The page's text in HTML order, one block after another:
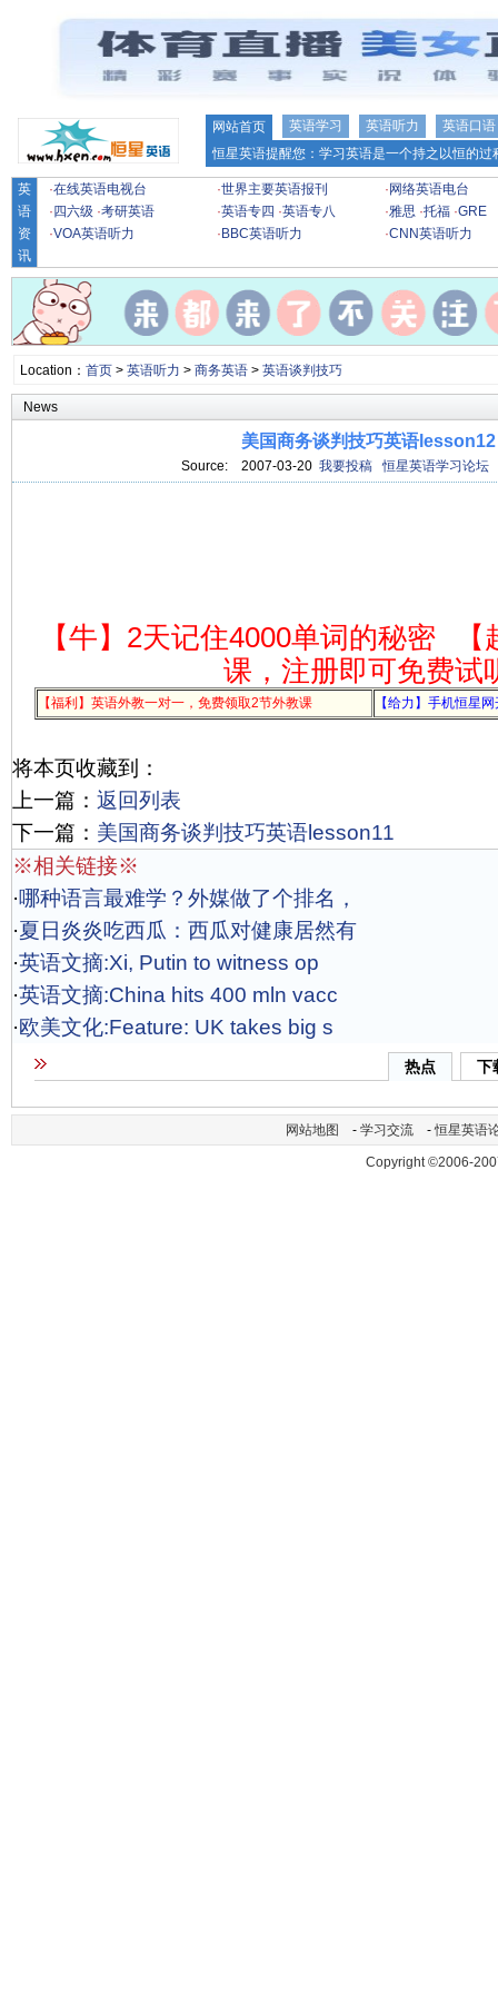
网站首页 英语学习 英语听力
英语口语
恒星英语提醒您：学习英语是一个持之以恒的
英
语
资
讯
·在线英语电视台 ·世界主要英语报刊 · 网络英语电台
· 四六级 ·考研英语 ·英语专四 ·英语专八 ·雅思 ·托福 ·GRE
·VOA英语听力 · BBC英语听力 ·CNN英语听力
Location： 首页> 英语听力 > 商务英语> 英语谈判技巧
News
美国商务谈判技巧英语lesson12
Source: 2007-03-20 我要投稿 恒星英语学习论坛
【牛】2天记住4000单词的秘密
课，注册即可免费试
【福利】英语外教一对一，免费领取2节外教课 【给力】手机恒星
将本页收藏到：
上一篇： 返回列表
下一篇： 美国商务谈判技巧英语lesson11
※相关链接※
·哪种语言最难学？外媒做了个排名，
·夏日炎炎吃西瓜：西瓜对健康居然有
·英语文摘:Xi, Putin to witness op
·英语文摘:China hits 400 mln vacc
·欧美文化:Feature: UK takes big s
热点 下
网站地图 - 学习交流 -恒星英语
Copyright ©2006-